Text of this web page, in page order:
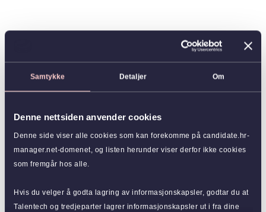
Samtykke Detaljer Om
Denne nettsiden anvender cookies
Denne side viser alle cookies som kan forekomme på candidate.hr-
manager.net-domenet, og listen herunder viser derfor ikke cookies
som fremgår hos alle.
Hvis du velger å godta lagring av informasjonskapsler, godtar du at
Talentech og tredjeparter lagrer informasjonskapsler ut i fra dine